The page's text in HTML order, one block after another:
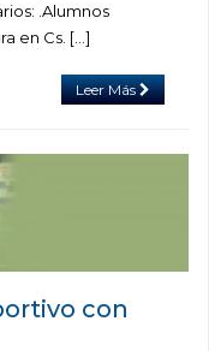
.Alumnos
en Cs. […]
Leer Más
con